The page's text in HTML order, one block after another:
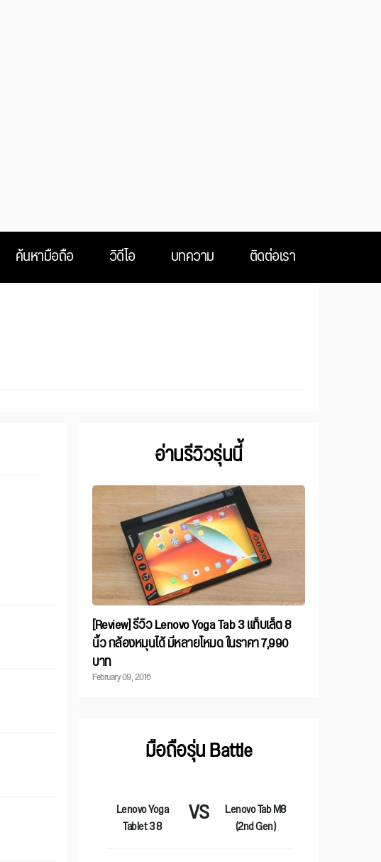
ค้นหามือถือ วิดีโอ บทความ ติดต่อเรา
อ่านรีวิวรุ่นนี้
[Review] รีวิว Lenovo Yoga Tab 3 แท็บเล็ต 8
นิ้ว กล้องหมุนได้ มีหลายโหมด ในราคา 7,990
บาท
February 09, 2016
มือถือรุ่น Battle
Lenovo Yoga
Tablet 3 8 VS Lenovo Tab M8
(2nd Gen)